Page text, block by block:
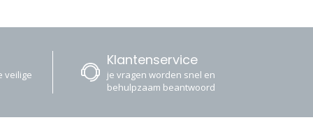
veilige
Klantenservice
je vragen worden snel en
behulpzaam beantwoord